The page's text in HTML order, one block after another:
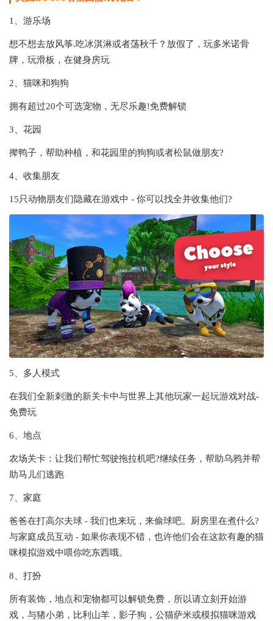
1、游乐场
想不想去放风筝.吃冰淇淋或者荡秋千？放假了，玩多米诺骨
牌，玩滑板，在健身房玩
2、猫咪和狗狗
拥有超过20个可选宠物，无尽乐趣!免费解锁
3、花园
撵鸭子，帮助种植，和花园里的狗狗或者松鼠做朋友?
4、收集朋友
15只动物朋友们隐藏在游戏中 - 你可以找全并收集他们?
5、多人模式
在我们全新刺激的新关卡中与世界上其他玩家一起玩游戏对战-
免费玩
6、地点
农场关卡：让我们帮忙驾驶拖拉机吧?继续任务，帮助乌鸦并帮
助马儿们逃跑
7、家庭
爸爸在打高尔夫球 - 我们也来玩，来偷球吧。厨房里在煮什么?
与家庭成员互动 - 如果你表现不错，也许他们会在这款有趣的猫
咪模拟游戏中喂你吃东西哦。
8、打扮
所有装饰，地点和宠物都可以解锁免费，所以请立刻开始游
戏，与猪小弟，比利山羊，影子狗，公猫萨米或模拟猫咪游戏